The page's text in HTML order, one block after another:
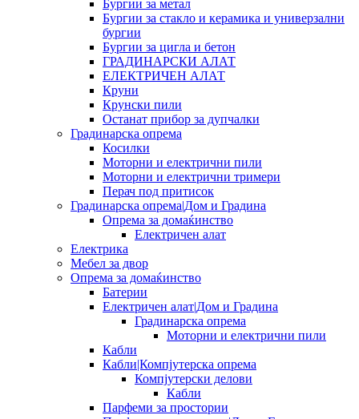
Бургии за метал
Бургии за стакло и керамика и универзални
бургии
Бургии за цигла и бетон
ГРАДИНАРСКИ АЛАТ
ЕЛЕКТРИЧЕН АЛАТ
Круни
Крунски пили
Останат прибор за дупчалки
Градинарска опрема
Косилки
Моторни и електрични пили
Моторни и електрични тримери
Перач под притисок
Градинарска опрема|Дом и Градина
Опрема за домаќинство
Електричен алат
Електрика
Мебел за двор
Опрема за домаќинство
Батерии
Електричен алат|Дом и Градина
Градинарска опрема
Моторни и електрични пили
Кабли
Кабли|Компјутерска опрема
Компјутерски делови
Кабли
Парфеми за простории